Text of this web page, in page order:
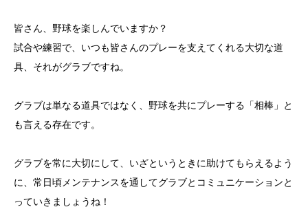
皆さん、野球を楽しんでいますか？
試合や練習で、いつも皆さんのプレーを支えてくれる大切な道
具、それがグラブですね。
グラブは単なる道具ではなく、野球を共にプレーする「相棒」と
も言える存在です。
グラブを常に大切にして、いざというときに助けてもらえるよう
に、常日頃メンテナンスを通してグラブとコミュニケーションと
っていきましょうね！